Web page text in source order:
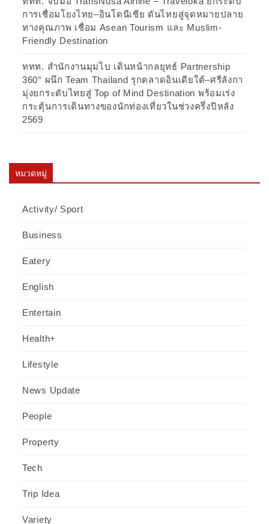
การเชื่อมโยงไทย–อินโดนีเซีย ดันไทยสู่จุดหมายปลาย
ทางคุณภาพ เชื่อม Asean Tourism และ Muslim-
Friendly Destination
ททท. สำนักงานมุมไบ เดินหน้ากลยุทธ์ Partnership
360° ผนึก Team Thailand รุกตลาดอินเดียใต้–ศรีลังกา
มุ่งยกระดับไทยสู่ Top of Mind Destination พร้อมเร่ง
กระตุ้นการเดินทางของนักท่องเที่ยวในช่วงครึ่งปีหลัง
2569
หมวดหมู่
Activity/ Sport
Business
Eatery
English
Entertain
Health+
Lifestyle
News Update
People
Property
Tech
Trip Idea
Variety